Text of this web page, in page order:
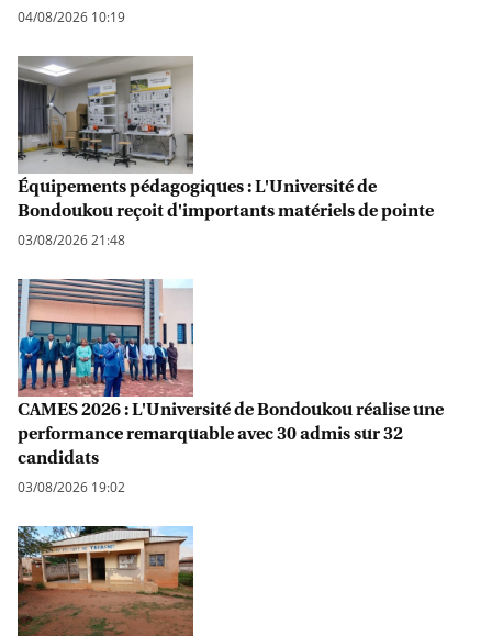
04/08/2026 10:19
Équipements pédagogiques : L'Université de
Bondoukou reçoit d'importants matériels de pointe
03/08/2026 21:48
CAMES 2026 : L'Université de Bondoukou réalise une
performance remarquable avec 30 admis sur 32
candidats
03/08/2026 19:02